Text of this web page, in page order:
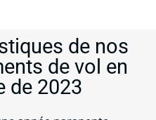
de nos
de vol en
de 2023